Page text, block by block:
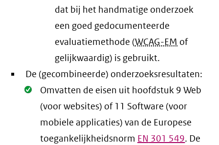
dat bij het handmatige onderzoek
een goed gedocumenteerde
evaluatiemethode (WCAG-EM of
gelijkwaardig) is gebruikt.
De (gecombineerde) onderzoeksresultaten:
Oké.
Omvatten de eisen uit hoofdstuk 9 Web
(voor websites) of 11 Software (voor
mobiele applicaties) van de Europese
toegankelijkheidsnorm EN 301 549. De